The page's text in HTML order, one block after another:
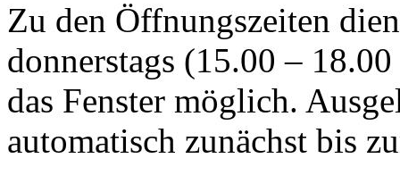
Zu den Öffnungszeiten
donnerstags (15.00 –
das Fenster möglich.
automatisch zunächst bis